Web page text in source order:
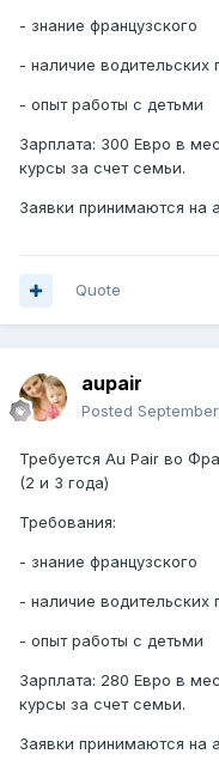
- знание французского
- наличие водительских
- опыт работы с детьми
Зарплата: 300 Евро в
курсы за счет семьи.
Заявки принимаются на
Quote
aupair
Posted
Требуется Au Pair во
(2 и 3 года)
Требования:
- знание французского
- наличие водительских
- опыт работы с детьми
Зарплата: 280 Евро в
курсы за счет семьи.
Заявки принимаются на